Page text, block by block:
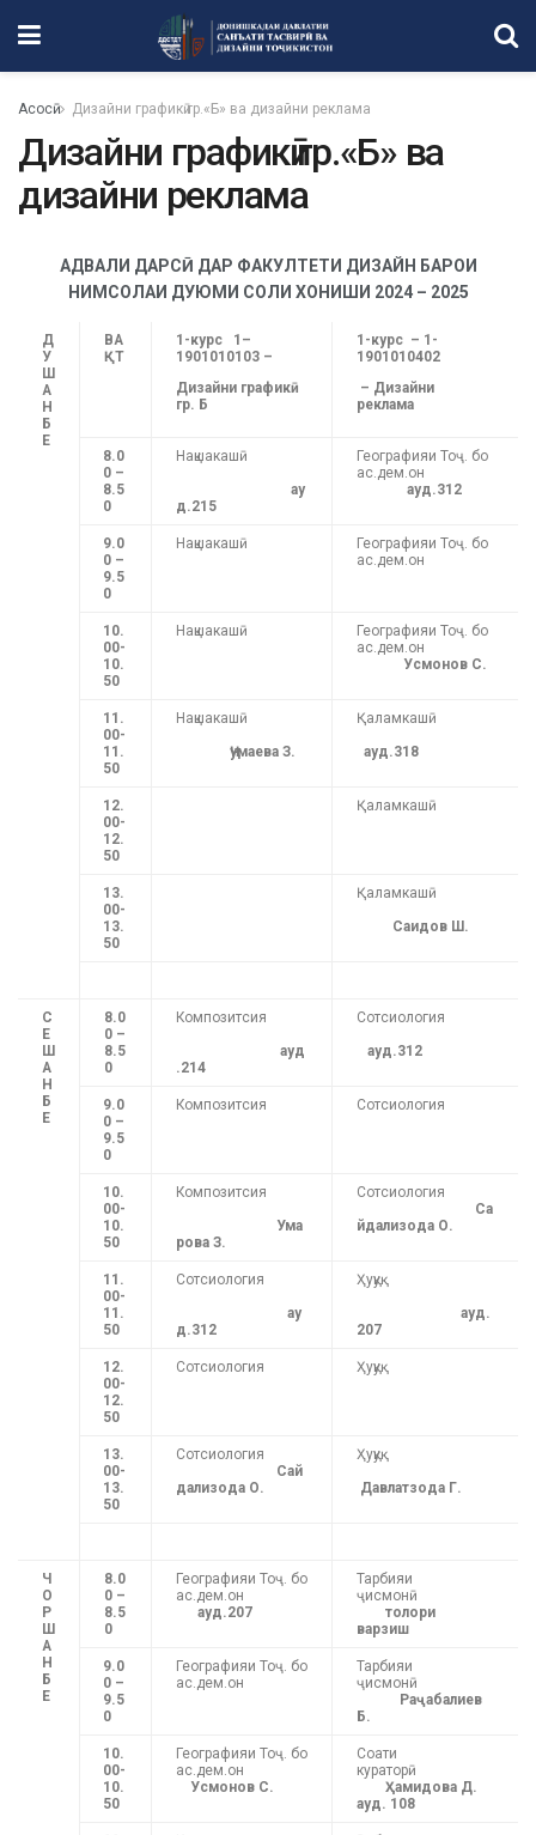
Асосӣ Дизайни графикӣ гр.«Б» ва дизайни реклама
Дизайни графикӣ гр.«Б» ва
дизайни реклама
АДВАЛИ ДАРСӢ ДАР ФАКУЛТЕТИ ДИЗАЙН БАРОИ
НИМСОЛАИ ДУЮМИ СОЛИ ХОНИШИ 2024 – 2025
Д
У
Ш
А
Н
Б
Е
ВА
ҚТ
1-курс 1–
1901010103 –
Дизайни графикӣ
гр. Б
1-курс – 1-
1901010402
– Дизайни
реклама
8.0
0 –
8.5
0
Нақшакашӣ
ау
д.215
Географияи Тоҷ. бо
ас.дем.он
ауд.312
9.0
0 –
9.5
0
Нақшакашӣ
Географияи Тоҷ. бо
ас.дем.он
10.
00-
10.
50
Нақшакашӣ
Географияи Тоҷ. бо
ас.дем.он
Усмонов С.
11.
00-
11.
50
Нақшакашӣ
Ҷумаева З.
Қаламкашӣ
ауд.318
12.
00-
12.
50
Қаламкашӣ
13.
00-
13.
50
Қаламкашӣ
Саидов Ш.
С
Е
Ш
А
Н
Б
Е
8.0
0 –
8.5
0
Композитсия
ауд
.214
Сотсиология
ауд.312
9.0
0 –
9.5
0
Композитсия Сотсиология
10.
00-
10.
50
Композитсия
Ума
рова З.
Сотсиология
Са
йдализода О.
11.
00-
11.
50
Сотсиология
ау
д.312
Ҳуқуқ
ауд.
207
12.
00-
12.
50
Сотсиология Ҳуқуқ
13.
00-
13.
50
Сотсиология
Сай
дализода О.
Ҳуқуқ
Давлатзода Г.
Ч
О
Р
Ш
А
Н
Б
Е
8.0
0 –
8.5
0
Географияи Тоҷ. бо
ас.дем.он
ауд.207
Тарбияи
ҷисмонӣ
толори
варзиш
9.0
0 –
9.5
0
Географияи Тоҷ. бо
ас.дем.он
Тарбияи
ҷисмонӣ
Раҷабалиев
Б.
10.
00-
10.
50
Географияи Тоҷ. бо
ас.дем.он
Усмонов С.
Соати
кураторӣ
Ҳамидова Д.
ауд. 108